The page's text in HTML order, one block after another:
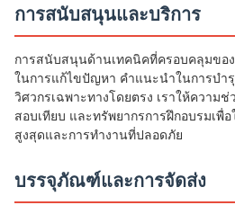
การสนับสนุนและบริการ
การสนับสนุนด้านเทคนิคที่ครอบคลุมขอ
ในการแก้ไขปัญหา คำแนะนำในการบำรุ
วิศวกรเฉพาะทางโดยตรง เราให้ความ
สอบเทียบ และทรัพยากรการฝึกอบรมเพื่
สูงสุดและการทำงานที่ปลอดภัย
บรรจุภัณฑ์และการจัดส่ง